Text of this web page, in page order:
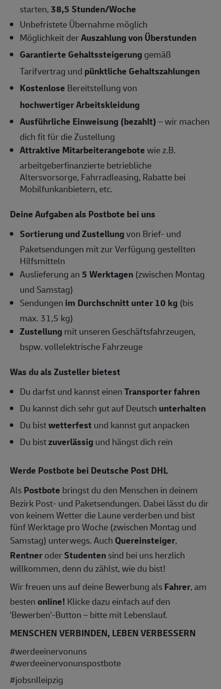
starten,38,5 Stunden/Woche
Unbefristete Übernahmemöglich
Möglichkeit derAuszahlung von Überstunden
Garantierte Gehaltssteigerunggemäß
Tarifvertrag und pünktliche Gehaltszahlungen
Kostenlose Bereitstellung von
hochwertiger Arbeitskleidung
Ausführliche Einweisung (bezahlt)– wir machen
dich fit für die Zustellung
Attraktive Mitarbeiterangebotewie z.B.
arbeitgeberfinanzierte betriebliche
Altersvorsorge, Fahrradleasing, Rabatte bei
Mobilfunkanbietern, etc.
Deine Aufgaben als Postbote bei uns
Sortierung und Zustellungvon Brief- und
Paketsendungen mit zur Verfügung gestellten
Hilfsmitteln
Auslieferung an5 Werktagen (zwischen Montag
und Samstag)
Sendungen im Durchschnitt unter 10 kg (bis
max. 31,5 kg)
Zustellungmit unseren Geschäftsfahrzeugen,
bspw. vollelektrische Fahrzeuge
Was du als Zusteller bietest
Du darfst und kannst einenTransporter fahren
Du kannst dich sehr gut auf Deutsch unterhalten
Du bistwetterfest und kannst gut anpacken
Du bistzuverlässigund hängst dich rein
Werde Postbote bei Deutsche Post DHL
AlsPostbote bringst du den Menschen in deinem
Bezirk Post- und Paketsendungen. Dabei lässt du dir
von keinem Wetter die Laune verderben und bist
fünf Werktage pro Woche (zwischen Montag und
Samstag) unterwegs. Auch Quereinsteiger,
RentneroderStudentensind bei uns herzlich
willkommen, denn du zählst, wie du bist!
Wir freuen uns auf deine Bewerbung alsFahrer, am
bestenonline! Klicke dazu einfach auf den
'Bewerben'-Button – bitte mit Lebenslauf.
MENSCHEN VERBINDEN, LEBEN VERBESSERN
#werdeeinervonuns
#werdeeinervonunspostbote
#jobsnlleipzig